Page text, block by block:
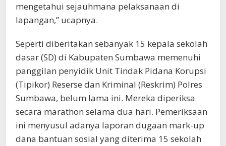
mengetahui sejauhmana pelaksanaan di
lapangan,” ucapnya.
Seperti diberitakan sebanyak 15 kepala sekolah
dasar (SD) di Kabupaten Sumbawa memenuhi
panggilan penyidik Unit Tindak Pidana Korupsi
(Tipikor) Reserse dan Kriminal (Reskrim) Polres
Sumbawa, belum lama ini. Mereka diperiksa
secara marathon selama dua hari. Pemeriksaan
ini menyusul adanya laporan dugaan mark-up
dana bantuan sosial yang diterima 15 sekolah